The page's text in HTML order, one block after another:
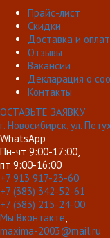
Прайс-лист
Скидки
Доставка и
Отзывы
Вакансии
Декларация о
Контакты
ОСТАВЬТЕ ЗАЯВКУ
г. Новосибирск, ул.
WhatsApp
Пн-чт 9:00-17:00,
пт 9:00-16:00
+7 913 917-23-60
+7 (383) 342-52-61
+7 (383) 215-24-00
Мы Вконтакте
maxima-2003@mail.ru